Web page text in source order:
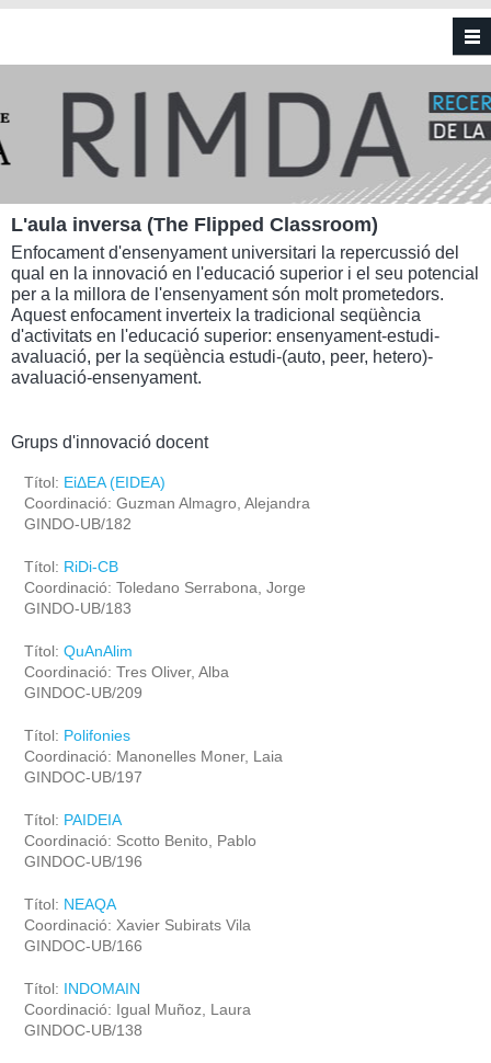
Vés al contingut
L'aula inversa (The Flipped Classroom)
Enfocament d'ensenyament universitari la repercussió del
qual en la innovació en l'educació superior i el seu potencial
per a la millora de l'ensenyament són molt prometedors.
Aquest enfocament inverteix la tradicional seqüència
d'activitats en l'educació superior: ensenyament-estudi-
avaluació, per la seqüència estudi-(auto, peer, hetero)-
avaluació-ensenyament.
Grups d'innovació docent
Títol: ΕἰΔEΑ (EIDEA)
Coordinació: Guzman Almagro, Alejandra
GINDO-UB/182
Títol: RiDi-CB
Coordinació: Toledano Serrabona, Jorge
GINDO-UB/183
Títol: QuAnAlim
Coordinació: Tres Oliver, Alba
GINDOC-UB/209
Títol: Polifonies
Coordinació: Manonelles Moner, Laia
GINDOC-UB/197
Títol: PAIDEIA
Coordinació: Scotto Benito, Pablo
GINDOC-UB/196
Títol: NEAQA
Coordinació: Xavier Subirats Vila
GINDOC-UB/166
Títol: INDOMAIN
Coordinació: Igual Muñoz, Laura
GINDOC-UB/138